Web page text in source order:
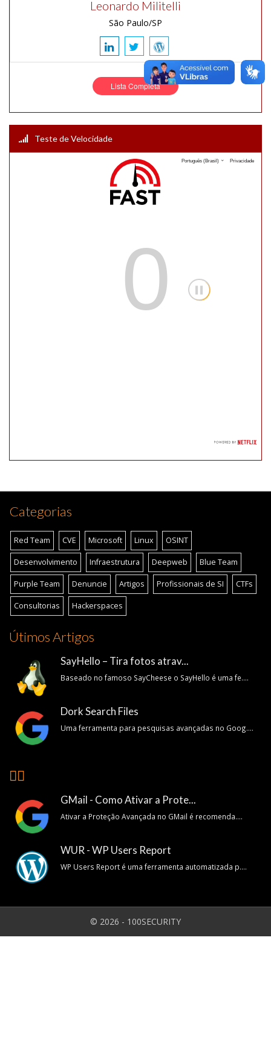
Leonardo Militelli
São Paulo/SP
Lista Completa
Teste de Velocidade
Categorias
Red Team CVE Microsoft Linux OSINT
Desenvolvimento Infraestrutura Deepweb Blue Team
Purple Team Denuncie Artigos Profissionais de SI CTFs
Consultorias Hackerspaces
Útimos Artigos
SayHello – Tira fotos atrav...
Baseado no famoso SayCheese o SayHello é uma fe....
Dork Search Files
Uma ferramenta para pesquisas avançadas no Goog....
👍🏽
GMail - Como Ativar a Prote...
Ativar a Proteção Avançada no GMail é recomenda....
WUR - WP Users Report
WP Users Report é uma ferramenta automatizada p....
© 2026 - 100SECURITY